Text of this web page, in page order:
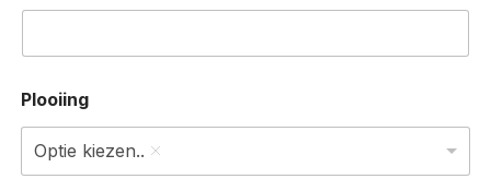
Plooiing
Optie kiezen..